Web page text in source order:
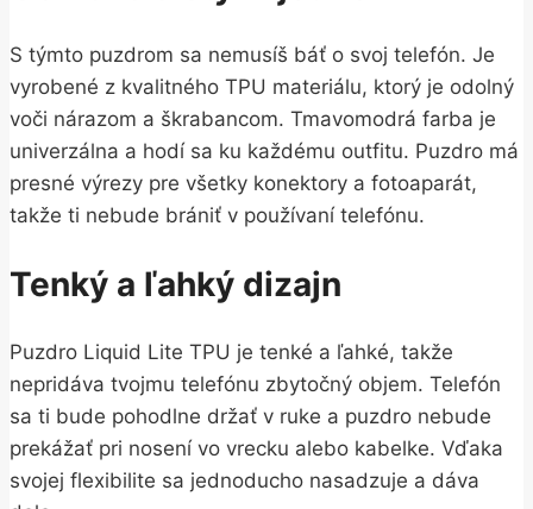
S týmto puzdrom sa nemusíš báť o svoj telefón. Je
vyrobené z kvalitného TPU materiálu, ktorý je odolný
voči nárazom a škrabancom. Tmavomodrá farba je
univerzálna a hodí sa ku každému outfitu. Puzdro má
presné výrezy pre všetky konektory a fotoaparát,
takže ti nebude brániť v používaní telefónu.
Tenký a ľahký dizajn
Puzdro Liquid Lite TPU je tenké a ľahké, takže
nepridáva tvojmu telefónu zbytočný objem. Telefón
sa ti bude pohodlne držať v ruke a puzdro nebude
prekážať pri nosení vo vrecku alebo kabelke. Vďaka
svojej flexibilite sa jednoducho nasadzuje a dáva